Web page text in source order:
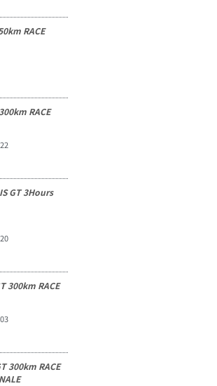
RACE
RACE
GT 3Hours
300km RACE
300km RACE